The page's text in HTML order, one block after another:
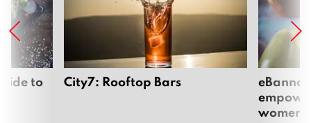
to City7: Rooftop Bars
women